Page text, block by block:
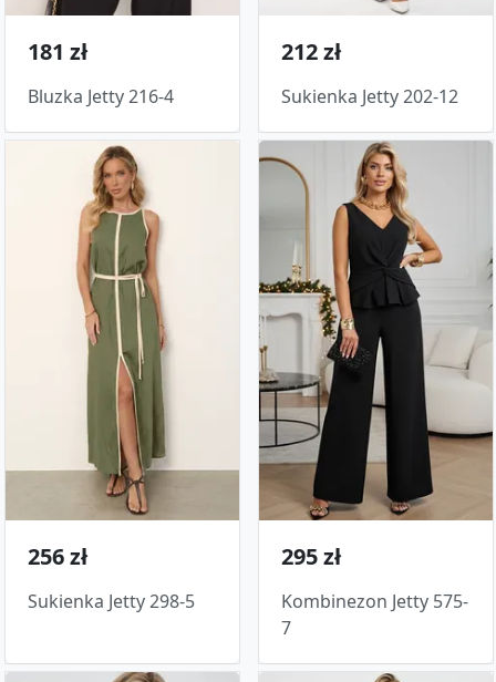
181 zł
Bluzka Jetty 216-4
212 zł
Sukienka Jetty 202-12
256 zł
Sukienka Jetty 298-5
295 zł
Kombinezon Jetty 575-
7